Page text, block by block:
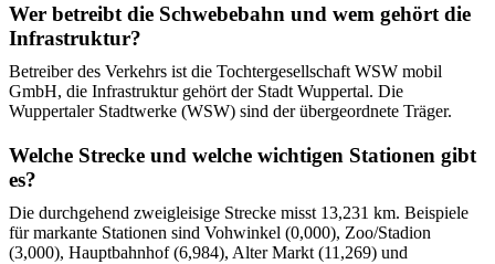
Wer betreibt die Schwebebahn und wem gehört die
Infrastruktur?
Betreiber des Verkehrs ist die Tochtergesellschaft WSW mobil
GmbH, die Infrastruktur gehört der Stadt Wuppertal. Die
Wuppertaler Stadtwerke (WSW) sind der übergeordnete Träger.
Welche Strecke und welche wichtigen Stationen gibt
es?
Die durchgehend zweigleisige Strecke misst 13,231 km. Beispiele
für markante Stationen sind Vohwinkel (0,000), Zoo/Stadion
(3,000), Hauptbahnhof (6,984), Alter Markt (11,269) und